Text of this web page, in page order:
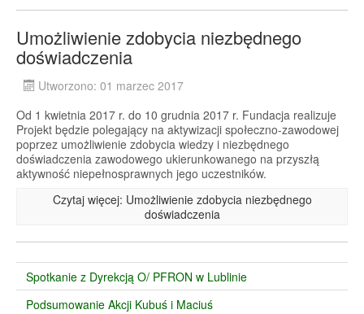
Umożliwienie zdobycia niezbędnego
doświadczenia
Utworzono: 01 marzec 2017
Od 1 kwietnia 2017 r. do 10 grudnia 2017 r. Fundacja realizuje
Projekt będzie polegający na aktywizacji społeczno-zawodowej
poprzez umożliwienie zdobycia wiedzy i niezbędnego
doświadczenia zawodowego ukierunkowanego na przyszłą
aktywność niepełnosprawnych jego uczestników.
Czytaj więcej: Umożliwienie zdobycia niezbędnego
doświadczenia
Spotkanie z Dyrekcją O/ PFRON w Lublinie
Podsumowanie Akcji Kubuś i Maciuś